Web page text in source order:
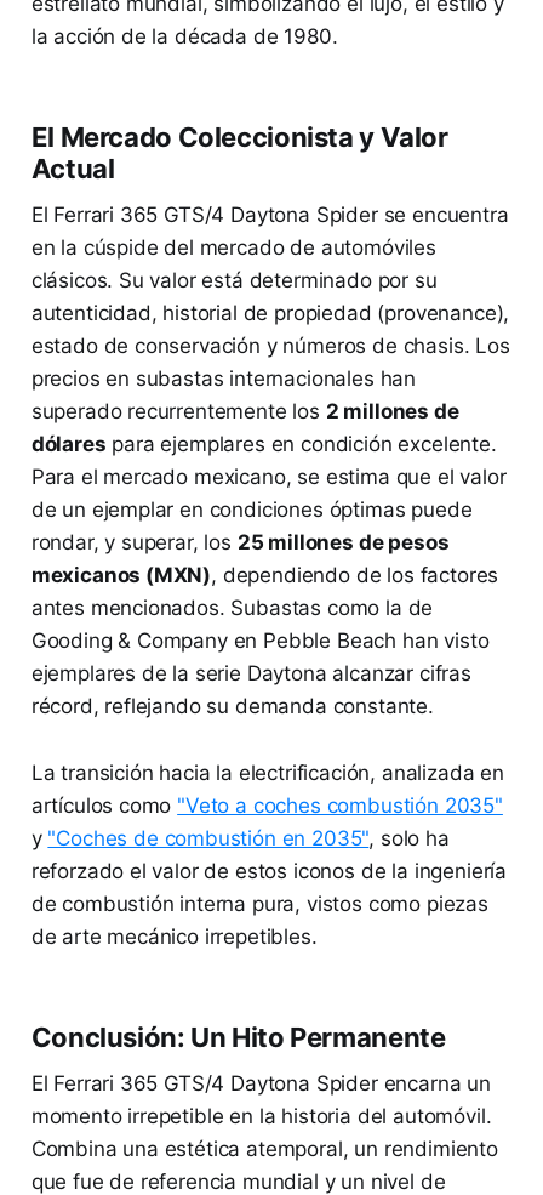
la acción de la década de 1980.
El Mercado Coleccionista y Valor
Actual
El Ferrari 365 GTS/4 Daytona Spider se encuentra
en la cúspide del mercado de automóviles
clásicos. Su valor está determinado por su
autenticidad, historial de propiedad (provenance),
estado de conservación y números de chasis. Los
precios en subastas internacionales han
superado recurrentemente los 2 millones de
dólares para ejemplares en condición excelente.
Para el mercado mexicano, se estima que el valor
de un ejemplar en condiciones óptimas puede
rondar, y superar, los 25 millones de pesos
mexicanos (MXN), dependiendo de los factores
antes mencionados. Subastas como la de
Gooding & Company en Pebble Beach han visto
ejemplares de la serie Daytona alcanzar cifras
récord, reflejando su demanda constante.
La transición hacia la electrificación, analizada en
artículos como "Veto a coches combustión 2035"
y "Coches de combustión en 2035", solo ha
reforzado el valor de estos iconos de la ingeniería
de combustión interna pura, vistos como piezas
de arte mecánico irrepetibles.
Conclusión: Un Hito Permanente
El Ferrari 365 GTS/4 Daytona Spider encarna un
momento irrepetible en la historia del automóvil.
Combina una estética atemporal, un rendimiento
que fue de referencia mundial y un nivel de